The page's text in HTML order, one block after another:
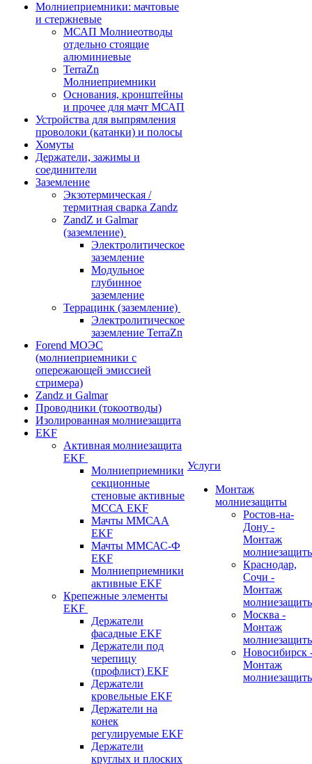
Молниеприемники: мачтовые
и стержневые
МСАП Молниеотводы
отдельно стоящие
алюминиевые
TerraZn
Молниеприемники
Основания, кронштейны
и прочее для мачт МСАП
Устройства для выпрямления
проволоки (катанки) и полосы
Хомуты
Держатели, зажимы и
соединители
Заземление
Экзотермическая /
термитная сварка Zandz
ZandZ и Galmar
(заземление)
Электролитическое
заземление
Модульное
глубинное
заземление
Террацинк (заземление)
Электролитическое
заземление TerraZn
Forend МОЭС
(молниеприемники с
опережающей эмиссией
стримера)
Zandz и Galmar
Проводники (токоотводы)
Изолированная молниезащита
EKF
Активная молниезащита
EKF
Молниеприемники
секционные
стеновые активные
МССА EKF
Мачты ММСАА
EKF
Мачты ММСАС-Ф
EKF
Молниеприемники
активные EKF
Крепежные элементы
EKF
Держатели
фасадные EKF
Держатели под
черепицу
(профлист) EKF
Держатели
кровельные EKF
Держатели на
конек
регулируемые EKF
Держатели
круглых и плоских
Услуги
Монтаж
молниезащиты
Ростов-на-
Дону -
Монтаж
Краснодар,
Сочи -
Монтаж
Москва -
Монтаж
Новосибирск
Монтаж